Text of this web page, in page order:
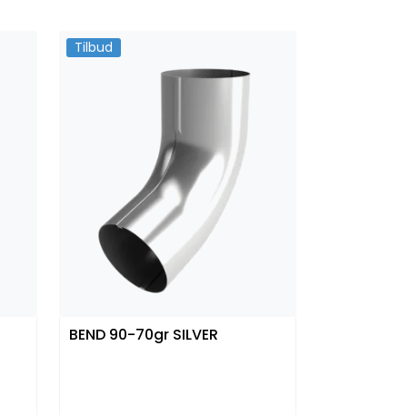
Tilbud
BEND 90-70gr SILVER